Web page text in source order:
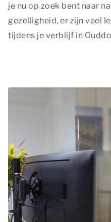
je nu op zoek bent naar
gezelligheid, er zijn veel
tijdens je verblijf in